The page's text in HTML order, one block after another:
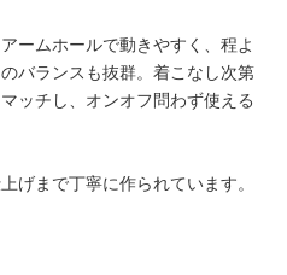
ームホールで動きやすく、程よ
バランスも抜群。着こなし次第
ッチし、オンオフ問わず使える
げまで丁寧に作られています。